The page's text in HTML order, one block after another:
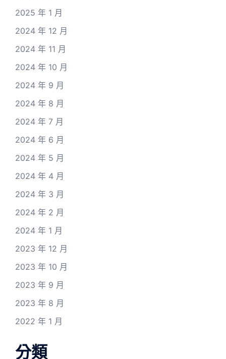
2025 年 1 月
2024 年 12 月
2024 年 11 月
2024 年 10 月
2024 年 9 月
2024 年 8 月
2024 年 7 月
2024 年 6 月
2024 年 5 月
2024 年 4 月
2024 年 3 月
2024 年 2 月
2024 年 1 月
2023 年 12 月
2023 年 10 月
2023 年 9 月
2023 年 8 月
2022 年 1 月
分類